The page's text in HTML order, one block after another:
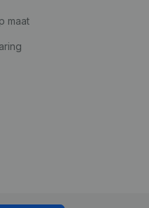
maat